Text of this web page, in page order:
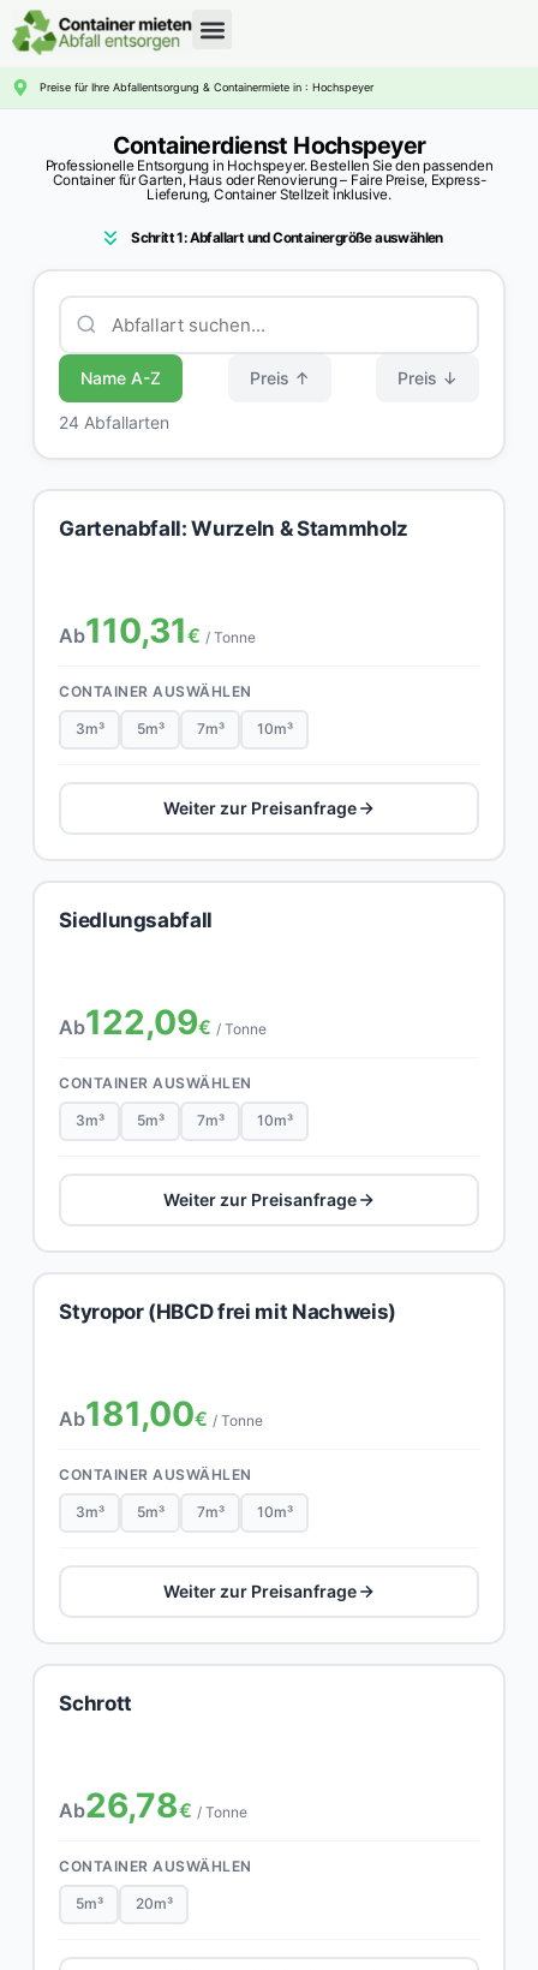
Preise für Ihre Abfallentsorgung & Containermiete in : Hochspeyer
Containerdienst Hochspeyer
Professionelle Entsorgung in Hochspeyer. Bestellen Sie den passenden
Container für Garten, Haus oder Renovierung – Faire Preise, Express-
Lieferung, Container Stellzeit inklusive.
Schritt 1: Abfallart und Containergröße auswählen
Name A-Z Preis ↑ Preis ↓
24 Abfallarten
Gartenabfall: Wurzeln & Stammholz
Ab110,31€ / Tonne
CONTAINER AUSWÄHLEN
3m³ 5m³ 7m³ 10m³
Weiter zur Preisanfrage
Siedlungsabfall
Ab122,09€ / Tonne
CONTAINER AUSWÄHLEN
3m³ 5m³ 7m³ 10m³
Weiter zur Preisanfrage
Styropor (HBCD frei mit Nachweis)
Ab181,00€ / Tonne
CONTAINER AUSWÄHLEN
3m³ 5m³ 7m³ 10m³
Weiter zur Preisanfrage
Schrott
Ab26,78€ / Tonne
CONTAINER AUSWÄHLEN
5m³ 20m³